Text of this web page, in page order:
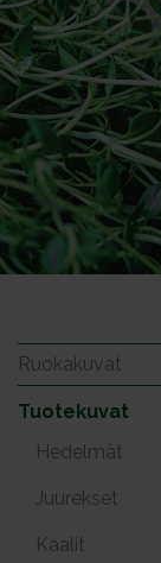
Ruokakuvat
Tuotekuvat
Hedelmät
Juurekset
Kaalit